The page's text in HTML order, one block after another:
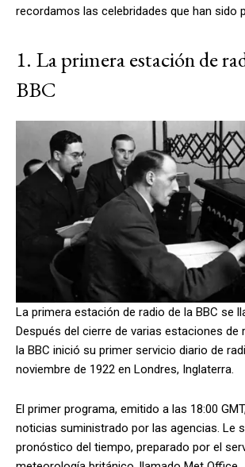
recordamos las celebridades que han sido
1. La primera estación de
BBC
La primera estación de radio de la BBC se
Después del cierre de varias estaciones de
la BBC inició su primer servicio diario de
noviembre de 1922 en Londres, Inglaterra.
El primer programa, emitido a las 18:00
noticias suministrado por las agencias. Le
pronóstico del tiempo, preparado por el